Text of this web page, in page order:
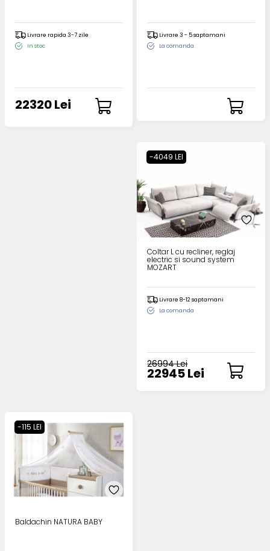
Livrare rapida 3-7 zile
In stoc
22320 Lei
Livrare 3 - 5 saptamani
La comanda
-4049 LEI
Coltar L cu recliner, reglaj
electric si sound system
MOZART
Livrare 8-12 saptamani
La comanda
26994 Lei
22945 Lei
-115 LEI
Baldachin NATURA BABY